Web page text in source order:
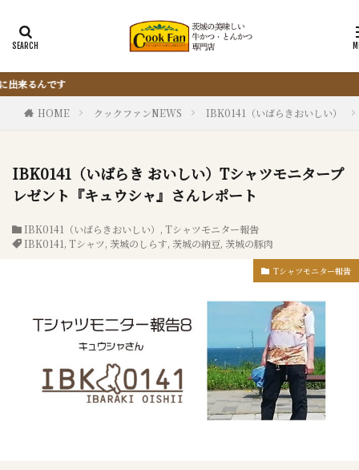
HOME クックファンNEWS IBK0141（いばらきおいしい）
IBK0141（いばらき おいしい）Tシャツモニタープ
レゼント『キュウシャ』さんレポート
IBK0141（いばらきおいしい） , Tシャツモニター報告
IBK0141, Tシャツ, 茨城のしらす, 茨城の納豆, 茨城の豚肉
Tシャツモニター報告